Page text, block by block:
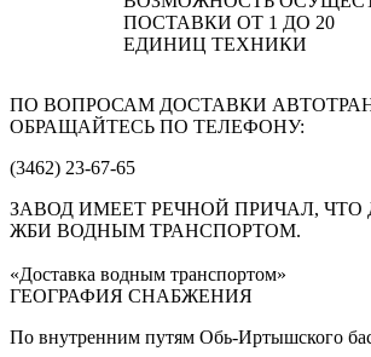
ПОСТАВКИ ОТ 1 ДО 20
ЕДИНИЦ ТЕХНИКИ
ПО ВОПРОСАМ ДОСТАВКИ
ОБРАЩАЙТЕСЬ ПО ТЕЛЕФОНУ:
(3462) 23-67-65
ЗАВОД ИМЕЕТ РЕЧНОЙ ПРИЧАЛ,
ЖБИ ВОДНЫМ ТРАНСПОРТОМ.
«Доставка водным транспортом»
ГЕОГРАФИЯ СНАБЖЕНИЯ
По внутренним путям Обь-Иртышского